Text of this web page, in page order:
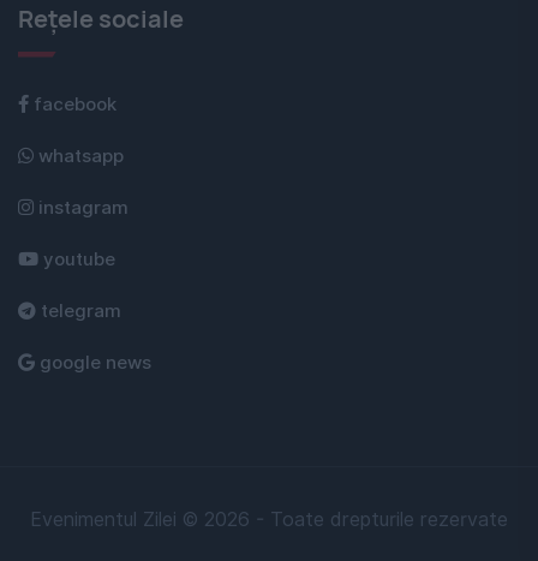
Rețele sociale
facebook
whatsapp
instagram
youtube
telegram
google news
Evenimentul Zilei © 2026 - Toate drepturile rezervate